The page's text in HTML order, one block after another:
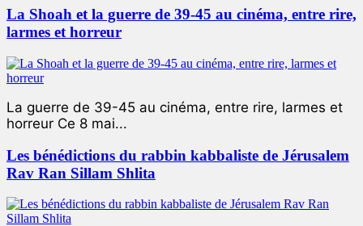
La Shoah et la guerre de 39-45 au cinéma, entre rire,
larmes et horreur
La guerre de 39-45 au cinéma, entre rire, larmes et
horreur Ce 8 mai...
Les bénédictions du rabbin kabbaliste de Jérusalem
Rav Ran Sillam Shlita